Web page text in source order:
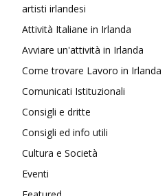
artisti irlandesi
Attività Italiane in Irlanda
Avviare un'attività in Irlanda
Come trovare Lavoro in Irlanda
Comunicati Istituzionali
Consigli e dritte
Consigli ed info utili
Cultura e Società
Eventi